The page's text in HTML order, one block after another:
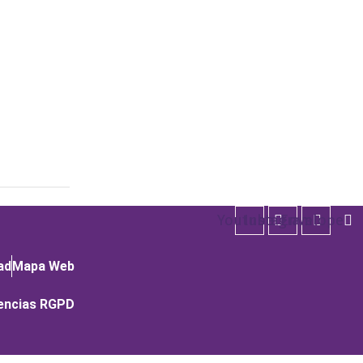
YoutubeInstagramEnvelope
Mapa Web
RGPD